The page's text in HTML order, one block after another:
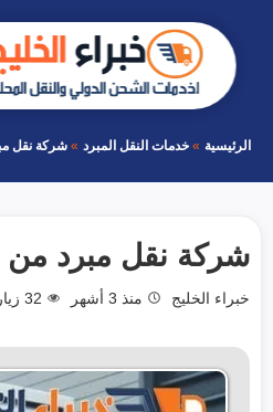
المحتوى
الرئيسية خدمات النقل المبرد شركة نقل
شركة نقل مبرد من
خبراء الخليج منذ 3 أشهر 32